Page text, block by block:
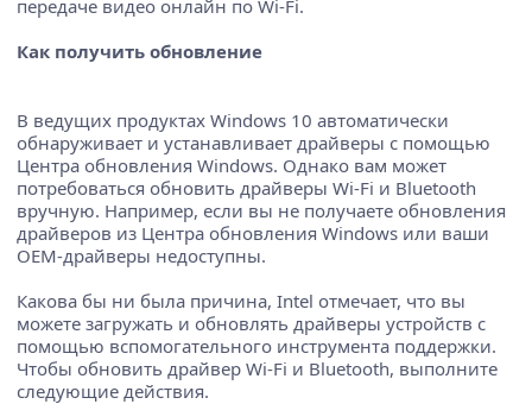
передаче видео онлайн по Wi-Fi.
Как получить обновление
В ведущих продуктах Windows 10 автоматически
обнаруживает и устанавливает драйверы с помощью
Центра обновления Windows. Однако вам может
потребоваться обновить драйверы Wi-Fi и Bluetooth
вручную. Например, если вы не получаете обновления
драйверов из Центра обновления Windows или ваши
OEM-драйверы недоступны.
Какова бы ни была причина, Intel отмечает, что вы
можете загружать и обновлять драйверы устройств с
помощью вспомогательного инструмента поддержки.
Чтобы обновить драйвер Wi-Fi и Bluetooth, выполните
следующие действия.